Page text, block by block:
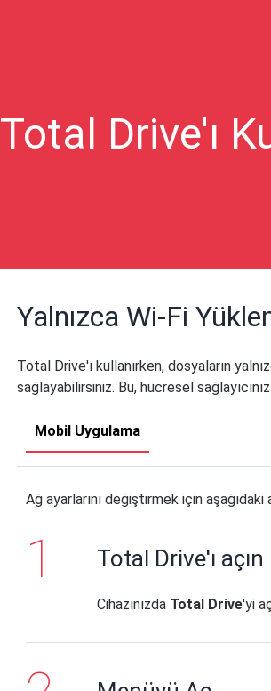
Total Drive'ı
Yalnızca Wi-Fi
Total Drive'ı kullanırken, dosyaların
sağlayabilirsiniz. Bu, hücresel
Mobil Uygulama
Ağ ayarlarını değiştirmek için aşağıdaki
Total Drive'ı açın
Cihazınızda Total Drive'yi